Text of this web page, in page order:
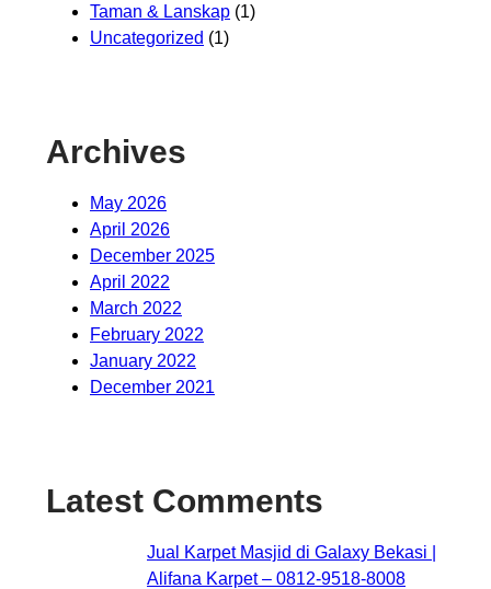
Taman & Lanskap (1)
Uncategorized (1)
Archives
May 2026
April 2026
December 2025
April 2022
March 2022
February 2022
January 2022
December 2021
Latest Comments
Jual Karpet Masjid di Galaxy Bekasi |
Alifana Karpet – 0812-9518-8008